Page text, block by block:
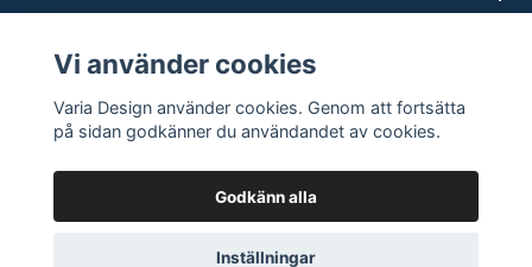
Sociala medier
© 2026 Varia Design - Din vikingashop för vikingasmycken
Vi använder cookies
Varia Design använder cookies. Genom att fortsätta
på sidan godkänner du användandet av cookies.
Godkänn alla
Inställningar